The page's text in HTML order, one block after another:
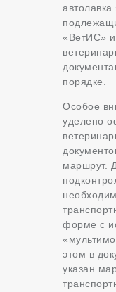
«ВетИС»
порядке.
Особое
уделено
маршрут.
форме с
этом в
указан